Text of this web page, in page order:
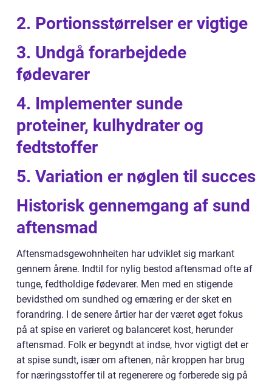
2. Portionsstørrelser er vigtige
3. Undgå forarbejdede
fødevarer
4. Implementer sunde
proteiner, kulhydrater og
fedtstoffer
5. Variation er nøglen til succes
Historisk gennemgang af sund
aftensmad
Aftensmadsgewohnheiten har udviklet sig markant
gennem årene. Indtil for nylig bestod aftensmad ofte af
tunge, fedtholdige fødevarer. Men med en stigende
bevidsthed om sundhed og ernæring er der sket en
forandring. I de senere årtier har der været øget fokus
på at spise en varieret og balanceret kost, herunder
aftensmad. Folk er begyndt at indse, hvor vigtigt det er
at spise sundt, især om aftenen, når kroppen har brug
for næringsstoffer til at regenerere og forberede sig på